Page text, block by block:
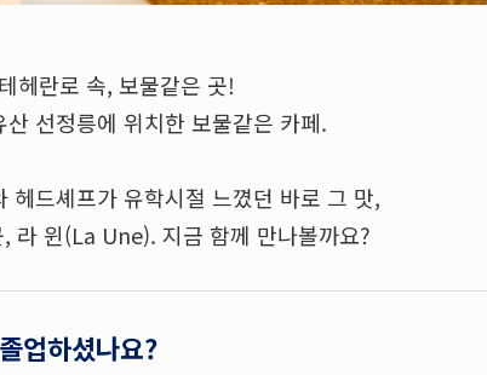
헤란로 속, 보물같은 곳!
선정릉에 위치한 보물같은 카페.
헤드셰프가 유학시절 느꼈던 바로 그 맛,
라 윈(La Une). 지금 함께 만나볼까요?
업하셨나요?